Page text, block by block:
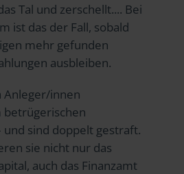
Tal und zerschellt.... Bei
ist das der Fall, sobald
mehr gefunden
ausbleiben.
innen
betrügerischen
und sind doppelt gestraft.
sie nicht nur das
auch das Finanzamt